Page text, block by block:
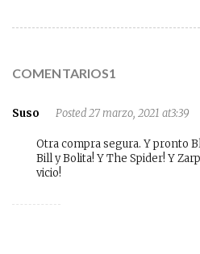
COMENTARIOS1
Suso Posted 27 marzo, 2021 at3:39
Otra compra segura. Y pronto
Bill y Bolita! Y The Spider! Y
vicio!